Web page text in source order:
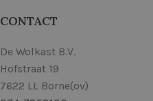
CONTACT
De Wolkast B.V.
Hofstraat 19
7622 LL Borne(ov)